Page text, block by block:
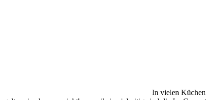
In vielen Küchen